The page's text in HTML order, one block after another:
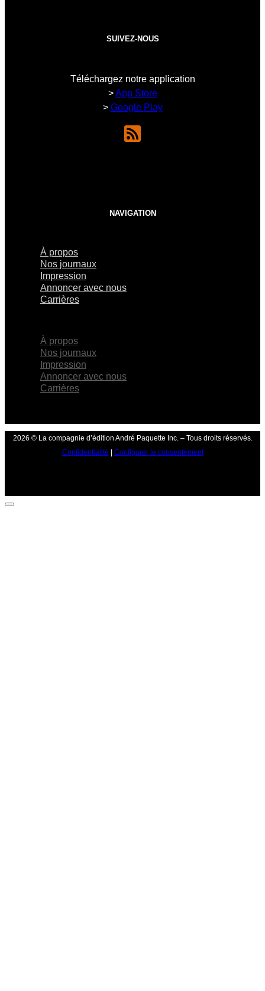
SUIVEZ-NOUS
Téléchargez notre application
>App Store
> Google Play
NAVIGATION
À propos
Nos journaux
Impression
Annoncer avec nous
Carrières
À propos
Nos journaux
Impression
Annoncer avec nous
Carrières
2026 © La compagnie d’édition André Paquette Inc. – Tous droits réservés.
Confidentialité
Configurer le consentement